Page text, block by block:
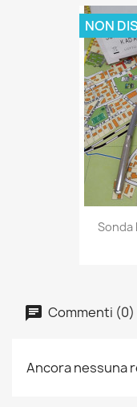
Sonda
NON
Commenti (0)
Ancora nessuna